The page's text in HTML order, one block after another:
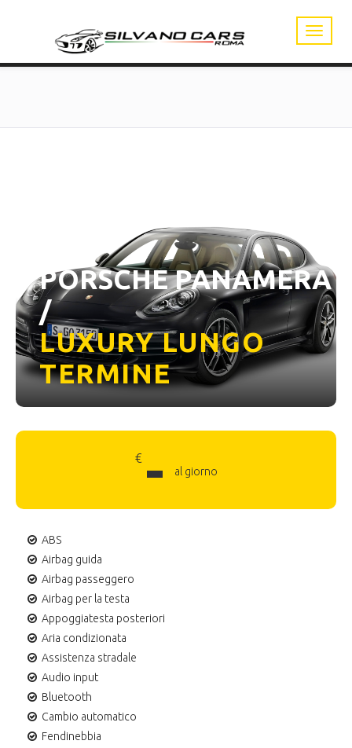
PORSCHE PANAMERA
/
LUXURY LUNGO
TERMINE
€ - al giorno
ABS
Airbag guida
Airbag passeggero
Airbag per la testa
Appoggiatesta posteriori
Aria condizionata
Assistenza stradale
Audio input
Bluetooth
Cambio automatico
Fendinebbia